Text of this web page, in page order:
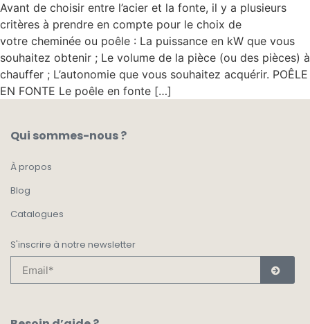
Avant de choisir entre l’acier et la fonte, il y a plusieurs
critères à prendre en compte pour le choix de
votre cheminée ou poêle : La puissance en kW que vous
souhaitez obtenir ; Le volume de la pièce (ou des pièces) à
chauffer ; L’autonomie que vous souhaitez acquérir. POÊLE
EN FONTE Le poêle en fonte […]
Qui sommes-nous ?
À propos
Blog
Catalogues
S'inscrire à notre newsletter